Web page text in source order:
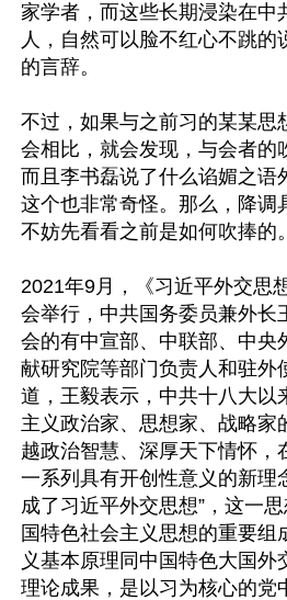
家学者，而这些长期浸染在中
人，自然可以脸不红心不跳的
的言辞。
不过，如果与之前习的某某思
会相比，就会发现，与会者的
而且李书磊说了什么谄媚之语
这个也非常奇怪。那么，降调
不妨先看看之前是如何吹捧的。
2021年9月，《习近平外交思
会举行，中共国务委员兼外长
会的有中宣部、中联部、中央
献研究院等部门负责人和驻外
道，王毅表示，中共十八大以
主义政治家、思想家、战略家
越政治智慧、深厚天下情怀，
一系列具有开创性意义的新理
成了习近平外交思想”，这一
国特色社会主义思想的重要组
义基本原理同中国特色大国外
理论成果，是以习为核心的党